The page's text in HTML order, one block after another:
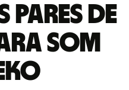
pares de
som